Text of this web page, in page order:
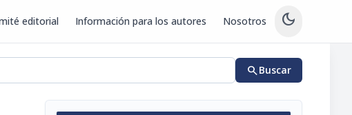
editorial Información para los autores Nosotros dark_mode
searchBuscar